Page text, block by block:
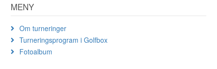
MENY
Om turneringer
Turneringsprogram i Golfbox
Fotoalbum